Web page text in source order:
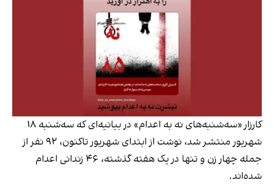
کارزار «سه‌شنبه‌های نه به اعدام» در بیانیه‌ای که سه‌شنبه ۱۸
شهریور منتشر شد، نوشت از ابتدای شهریور تاکنون، ۹۲ نفر از
جمله چهار زن و تنها در یک هفته گذشته، ۴۶ زندانی اعدام
شده‌اند.